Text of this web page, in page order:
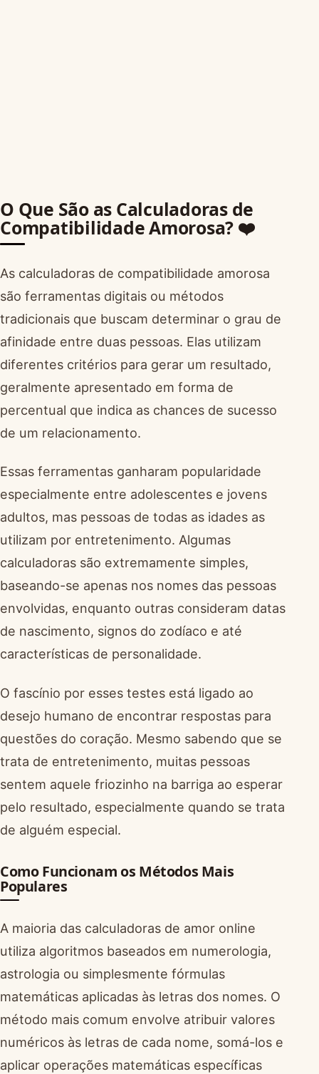
O Que São as Calculadoras de
Compatibilidade Amorosa? ❤️
As calculadoras de compatibilidade amorosa
são ferramentas digitais ou métodos
tradicionais que buscam determinar o grau de
afinidade entre duas pessoas. Elas utilizam
diferentes critérios para gerar um resultado,
geralmente apresentado em forma de
percentual que indica as chances de sucesso
de um relacionamento.
Essas ferramentas ganharam popularidade
especialmente entre adolescentes e jovens
adultos, mas pessoas de todas as idades as
utilizam por entretenimento. Algumas
calculadoras são extremamente simples,
baseando-se apenas nos nomes das pessoas
envolvidas, enquanto outras consideram datas
de nascimento, signos do zodíaco e até
características de personalidade.
O fascínio por esses testes está ligado ao
desejo humano de encontrar respostas para
questões do coração. Mesmo sabendo que se
trata de entretenimento, muitas pessoas
sentem aquele friozinho na barriga ao esperar
pelo resultado, especialmente quando se trata
de alguém especial.
Como Funcionam os Métodos Mais
Populares
A maioria das calculadoras de amor online
utiliza algoritmos baseados em numerologia,
astrologia ou simplesmente fórmulas
matemáticas aplicadas às letras dos nomes. O
método mais comum envolve atribuir valores
numéricos às letras de cada nome, somá-los e
aplicar operações matemáticas específicas